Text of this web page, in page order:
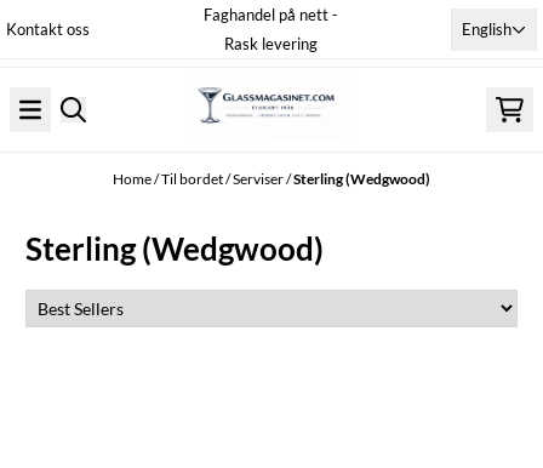
Skip to content
Kontakt oss
Faghandel på nett -
Rask levering
English
Home/Til bordet/Serviser/Sterling (Wedgwood)
Sterling (Wedgwood)